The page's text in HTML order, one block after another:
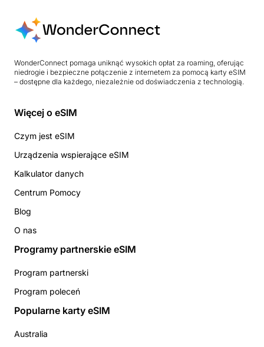
WonderConnect pomaga uniknąć wysokich opłat za roaming, oferując
niedrogie i bezpieczne połączenie z internetem za pomocą karty eSIM
– dostępne dla każdego, niezależnie od doświadczenia z technologią.
Więcej o eSIM
Czym jest eSIM
Urządzenia wspierające eSIM
Kalkulator danych
Centrum Pomocy
Blog
O nas
Programy partnerskie eSIM
Program partnerski
Program poleceń
Popularne karty eSIM
Australia